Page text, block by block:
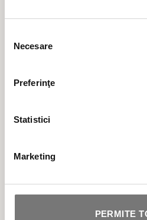
consimțământului
Necesare
Preferinţe
Statistici
Marketing
PERMITE
frumuseții care se
Produse cosmetice
testate clinic și
ingrediente alese cu
responsabilitate